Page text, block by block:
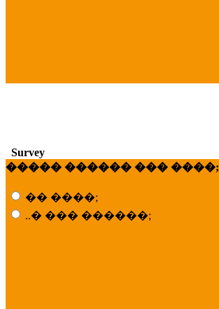
Survey
����� ������ ��� ����;
�� ����;
..� ��� ������;